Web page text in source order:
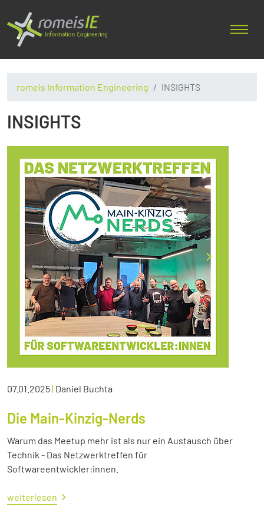
romeis Information Engineering INSIGHTS
INSIGHTS
07.01.2025| Daniel Buchta
Die Main-Kinzig-Nerds
Warum das Meetup mehr ist als nur ein Austausch über
Technik - Das Netzwerktreffen für
Softwareentwickler:innen.
weiterlesen